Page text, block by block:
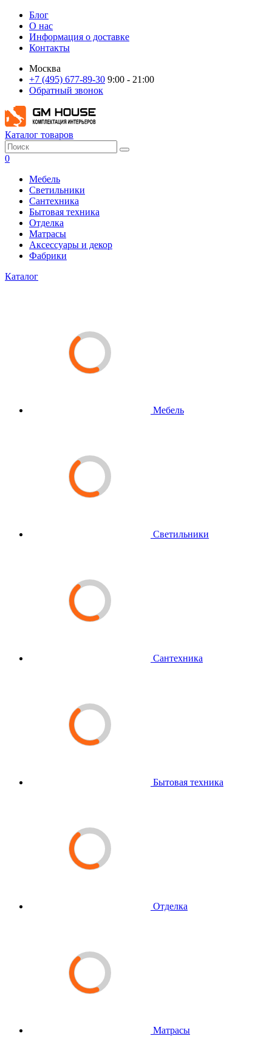
Блог
О нас
Информация о доставке
Контакты
Москва
+7 (495) 677-89-30 9:00 - 21:00
Обратный звонок
Каталог товаров
0
Мебель
Светильники
Сантехника
Бытовая техника
Отделка
Матрасы
Аксессуары и декор
Фабрики
Каталог
Мебель
Светильники
Сантехника
Бытовая техника
Отделка
Матрасы